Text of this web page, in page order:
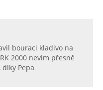
bouraci kladivo na
2000 nevim přesně
Pepa